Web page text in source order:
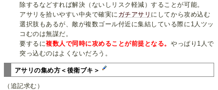
除するなどすれば解決（ないしリスク軽減）することが可能。
アサリを拾いやすい中央で確実に ガチアサリ にしてから攻め込む
選択肢もあるが、敵が複数ゴール付近に集結している際に1人ツッ
コむのは無謀だ。
要するに複数人で同時に攻めることが前提となる。 やっぱり1人で
突っ込むのはよくないだろう。
アサリの集め方＜後衛ブキ＞
（追記求む）